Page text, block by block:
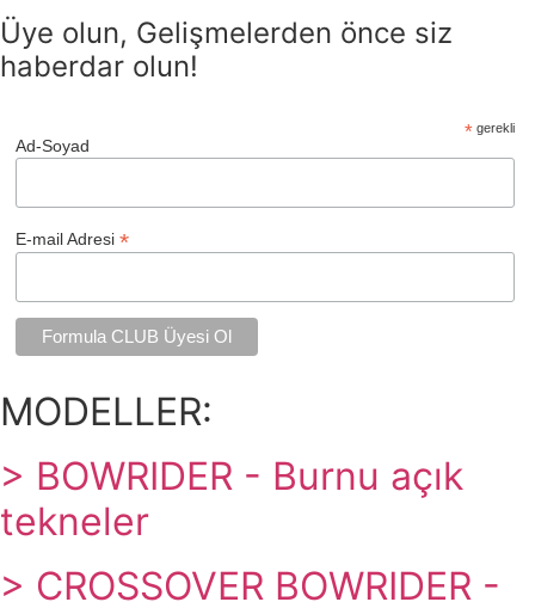
Üye olun, Gelişmelerden önce siz
haberdar olun!
*gerekli
Ad-Soyad
E-mail Adresi*
MODELLER:
> BOWRIDER - Burnu açık
tekneler
> CROSSOVER BOWRIDER -